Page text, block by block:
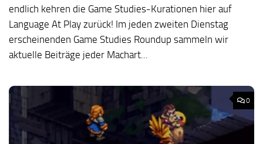
endlich kehren die Game Studies-Kurationen hier auf
Language At Play zurück! Im jeden zweiten Dienstag
erscheinenden Game Studies Roundup sammeln wir
aktuelle Beiträge jeder Machart...
0